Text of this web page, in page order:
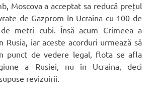
Moscova a acceptat sa reducă prețul
de Gazprom în Ucraina cu 100 de
metri cubi. Însă acum Crimeea a
Rusia, iar aceste acorduri urmează să
punct de vedere legal, flota se afla
a Rusiei, nu în Ucraina, deci
revizuirii.